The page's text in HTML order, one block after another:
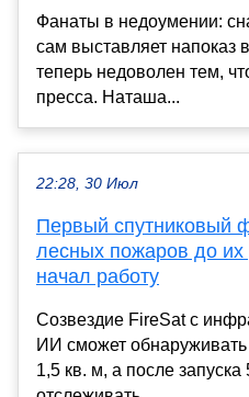
Фанаты в недоумении:
сам выставляет напоказ
теперь недоволен тем,
пресса. Наташа...
22:28, 30 Июл
Первый спутниковый
лесных пожаров до их
начал работу
Созвездие FireSat с
ИИ сможет
1,5 кв. м, а после запуска